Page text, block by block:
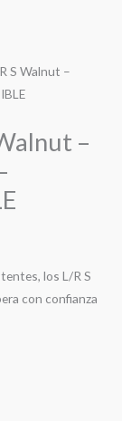
S Walnut –
–
los L/R S
con confianza